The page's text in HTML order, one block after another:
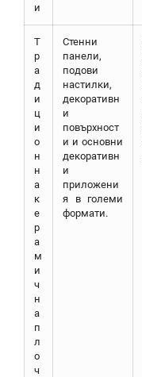
и
Т
р
а
д
и
ц
и
о
н
н
а
к
е
р
а
м
и
ч
н
а
п
л
о
ч
Стенни
панели,
подови
настилки,
декоративн
и
повърхност
и и основни
декоративн
и
приложени
я в големи
формати.